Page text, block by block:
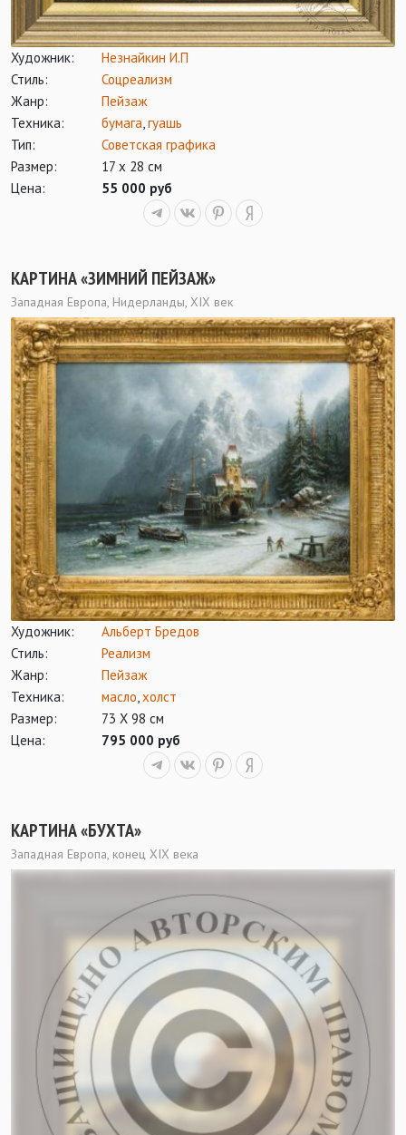
Художник:
Незнайкин И.П
Стиль:
Соцреализм
Жанр:
Пейзаж
Техника:
бумага,гуашь
Тип:
Советская графика
Размер:
17 х 28 см
Цена:
55 000 руб
КАРТИНА «ЗИМНИЙ ПЕЙЗАЖ»
Западная Европа, Нидерланды, XIX век
Художник:
Альберт Бредов
Стиль:
Реализм
Жанр:
Пейзаж
Техника:
масло,холст
Размер:
73 Х 98 см
Цена:
795 000 руб
КАРТИНА «БУХТА»
Западная Европа, конец XIX века